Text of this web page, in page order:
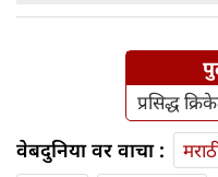
प्रसिद्ध
वेबदुनिया वर वाचा :